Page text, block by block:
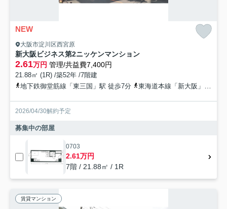
NEW
大阪市淀川区西宮原
新大阪ビジネス第2ニッケンマンション
2.61万円 管理/共益費7,400円
21.88㎡ (1R) /築52年 /7階建
地下鉄御堂筋線「東三国」駅 徒歩7分
東海道本線「新大阪」駅 徒歩13分
2026/04/30解約予定
募集中の部屋
0703
2.61万円
7階 / 21.88㎡ / 1R
賃貸マンション